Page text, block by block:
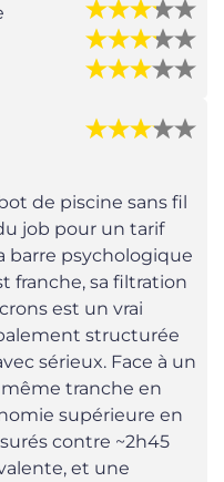
de piscine sans fil
job pour un tarif
barre psychologique
franche, sa filtration
est un vrai
structurée
sérieux. Face à un
même tranche en
supérieure en
contre ~2h45
et une